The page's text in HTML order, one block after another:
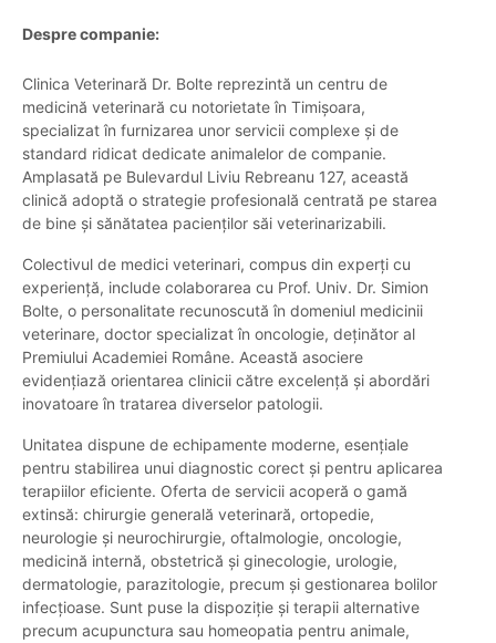
Despre companie:
Clinica Veterinară Dr. Bolte reprezintă un centru de
medicină veterinară cu notorietate în Timișoara,
specializat în furnizarea unor servicii complexe și de
standard ridicat dedicate animalelor de companie.
Amplasată pe Bulevardul Liviu Rebreanu 127, această
clinică adoptă o strategie profesională centrată pe starea
de bine și sănătatea pacienților săi veterinarizabili.
Colectivul de medici veterinari, compus din experți cu
experiență, include colaborarea cu Prof. Univ. Dr. Simion
Bolte, o personalitate recunoscută în domeniul medicinii
veterinare, doctor specializat în oncologie, deținător al
Premiului Academiei Române. Această asociere
evidențiază orientarea clinicii către excelență și abordări
inovatoare în tratarea diverselor patologii.
Unitatea dispune de echipamente moderne, esențiale
pentru stabilirea unui diagnostic corect și pentru aplicarea
terapiilor eficiente. Oferta de servicii acoperă o gamă
extinsă: chirurgie generală veterinară, ortopedie,
neurologie și neurochirurgie, oftalmologie, oncologie,
medicină internă, obstetrică și ginecologie, urologie,
dermatologie, parazitologie, precum și gestionarea bolilor
infecțioase. Sunt puse la dispoziție și terapii alternative
precum acupunctura sau homeopatia pentru animale,